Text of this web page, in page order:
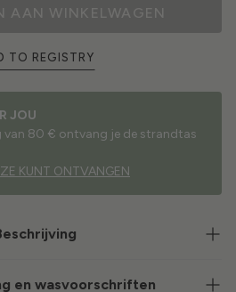
AAN WINKELWAGEN
TO REGISTRY
JOU
van 80 € ontvang je de strandtas
KUNT ONTVANGEN
en wasvoorschriften